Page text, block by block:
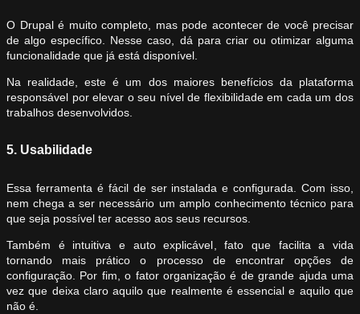
O Drupal é muito completo, mas pode acontecer de você precisar
de algo específico. Nesse caso, dá para criar ou otimizar alguma
funcionalidade que já está disponível.
Na realidade, este é um dos maiores benefícios da plataforma
responsável por elevar o seu nível de flexibilidade em cada um dos
trabalhos desenvolvidos.
5. Usabilidade
Essa ferramenta é fácil de ser instalada e configurada. Com isso,
nem chega a ser necessário um amplo conhecimento técnico para
que seja possível ter acesso aos seus recursos.
Também é intuitiva e auto explicável, fato que facilita a vida
tornando mais prático o processo de encontrar opções de
configuração. Por fim, o fator organização é de grande ajuda uma
vez que deixa claro aquilo que realmente é essencial e aquilo que
não é.